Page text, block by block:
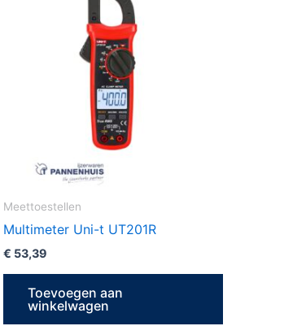
Meettoestellen
Multimeter Uni-t UT201R
€ 53,39
Toevoegen aan
winkelwagen